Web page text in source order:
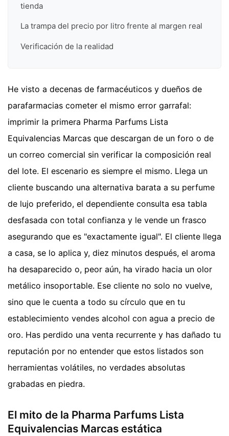
tienda
La trampa del precio por litro frente al margen real
Verificación de la realidad
He visto a decenas de farmacéuticos y dueños de
parafarmacias cometer el mismo error garrafal:
imprimir la primera Pharma Parfums Lista
Equivalencias Marcas que descargan de un foro o de
un correo comercial sin verificar la composición real
del lote. El escenario es siempre el mismo. Llega un
cliente buscando una alternativa barata a su perfume
de lujo preferido, el dependiente consulta esa tabla
desfasada con total confianza y le vende un frasco
asegurando que es "exactamente igual". El cliente llega
a casa, se lo aplica y, diez minutos después, el aroma
ha desaparecido o, peor aún, ha virado hacia un olor
metálico insoportable. Ese cliente no solo no vuelve,
sino que le cuenta a todo su círculo que en tu
establecimiento vendes alcohol con agua a precio de
oro. Has perdido una venta recurrente y has dañado tu
reputación por no entender que estos listados son
herramientas volátiles, no verdades absolutas
grabadas en piedra.
El mito de la Pharma Parfums Lista
Equivalencias Marcas estática